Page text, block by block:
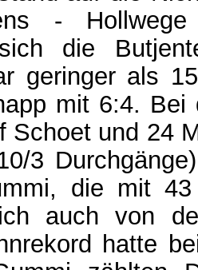
- Hollwege
die
geringer als
mit 6:4.
Schoet und 24
3
die mit 43
auch von
hatte